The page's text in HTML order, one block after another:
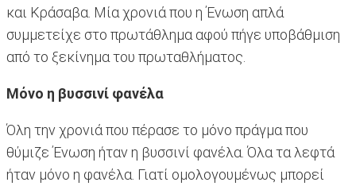
και Κράσαβα. Μία χρονιά που η Ένωση απλά
συμμετείχε στο πρωτάθλημα αφού πήγε υποβάθμιση
από το ξεκίνημα του πρωταθλήματος.
Μόνο η βυσσινί φανέλα
Όλη την χρονιά που πέρασε το μόνο πράγμα που
θύμιζε Ένωση ήταν η βυσσινί φανέλα. Όλα τα λεφτά
ήταν μόνο η φανέλα. Γιατί ομολογουμένως μπορεί